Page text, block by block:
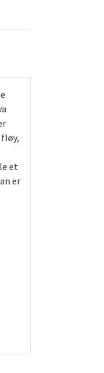
et
er